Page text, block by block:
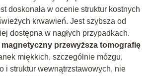
doskonała w ocenie struktur kostnych
krwawień. Jest szybsza od
dostępna w nagłych przypadkach.
przewyższa tomografię
miękkich, szczególnie mózgu,
i struktur wewnątrzstawowych, nie